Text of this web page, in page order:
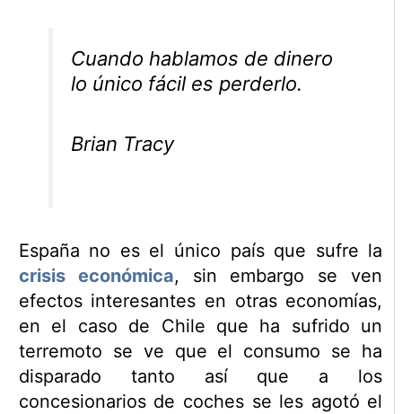
Cuando hablamos de dinero
lo único fácil es perderlo.
Brian Tracy
España no es el único país que sufre la
crisis económica, sin embargo se ven
efectos interesantes en otras economías,
en el caso de Chile que ha sufrido un
terremoto se ve que el consumo se ha
disparado tanto así que a los
concesionarios de coches se les agotó el